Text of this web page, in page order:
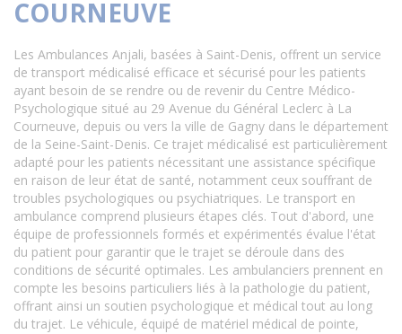
COURNEUVE
Les Ambulances Anjali, basées à Saint-Denis, offrent un service
de transport médicalisé efficace et sécurisé pour les patients
ayant besoin de se rendre ou de revenir du Centre Médico-
Psychologique situé au 29 Avenue du Général Leclerc à La
Courneuve, depuis ou vers la ville de Gagny dans le département
de la Seine-Saint-Denis. Ce trajet médicalisé est particulièrement
adapté pour les patients nécessitant une assistance spécifique
en raison de leur état de santé, notamment ceux souffrant de
troubles psychologiques ou psychiatriques. Le transport en
ambulance comprend plusieurs étapes clés. Tout d'abord, une
équipe de professionnels formés et expérimentés évalue l'état
du patient pour garantir que le trajet se déroule dans des
conditions de sécurité optimales. Les ambulanciers prennent en
compte les besoins particuliers liés à la pathologie du patient,
offrant ainsi un soutien psychologique et médical tout au long
du trajet. Le véhicule, équipé de matériel médical de pointe,